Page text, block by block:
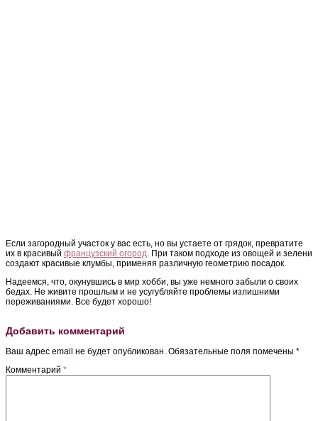
Если загородный участок у вас есть, но вы устаете от грядок, превратите
их в красивый французский огород. При таком подходе из овощей и зелени
создают красивые клумбы, применяя различную геометрию посадок.
Надеемся, что, окунувшись в мир хобби, вы уже немного забыли о своих
бедах. Не живите прошлым и не усугубляйте проблемы излишними
переживаниями. Все будет хорошо!
Добавить комментарий
Ваш адрес email не будет опубликован. Обязательные поля помечены *
Комментарий *